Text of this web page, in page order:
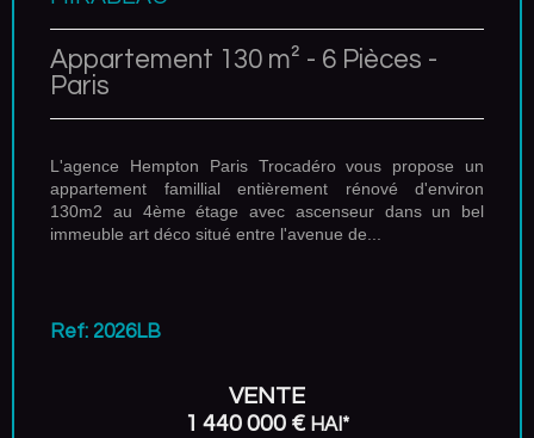
Appartement 130 m² - 6 Pièces -
Paris
L'agence Hempton Paris Trocadéro vous propose un
appartement famillial entièrement rénové d'environ
130m2 au 4ème étage avec ascenseur dans un bel
immeuble art déco situé entre l'avenue de...
Ref: 2026LB
VENTE
1 440 000 € HAI*